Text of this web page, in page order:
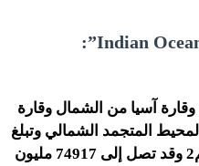
وقارة آسيا من الشمال وقارة
المتجمد الشمالي وتبلغ
مساحته حوالي 73443 مليون كم2 وقد تصل إلى 74917 مليون